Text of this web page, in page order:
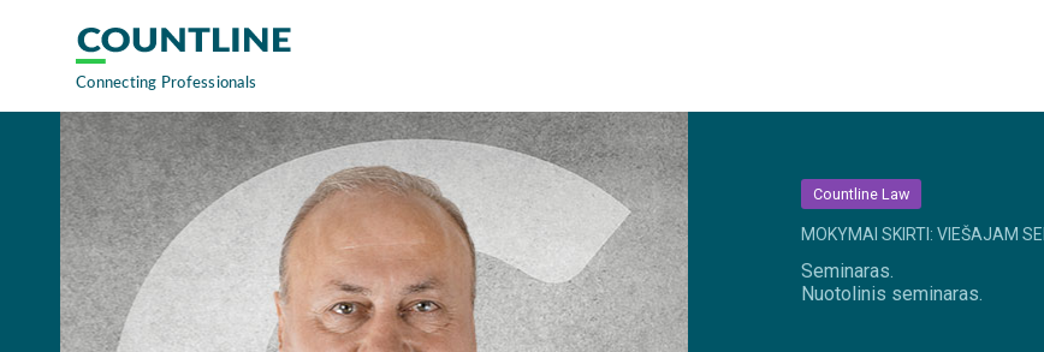
Countline Law
MOKYMAI SKIRTI: VIEŠAJAM
Seminaras.
Nuotolinis seminaras.